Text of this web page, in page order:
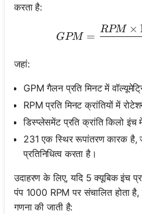
करता है:
GPM =
RPM ×
जहां:
GPM गैलन प्रति मिनट में
RPM प्रति मिनट क्रांतियों में
डिस्प्लेसमेंट प्रति क्रांति किलो इंच
231 एक स्थिर रूपांतरण कारक है,
प्रतिनिधित्व करता है।
उदाहरण के लिए, यदि 5 क्यूबिक इंच
पंप 1000 RPM पर संचालित होता
गणना की जाती है: